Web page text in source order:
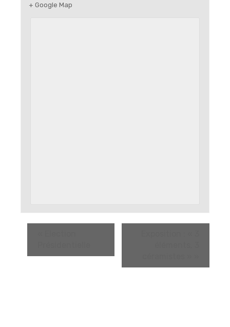
+ Google Map